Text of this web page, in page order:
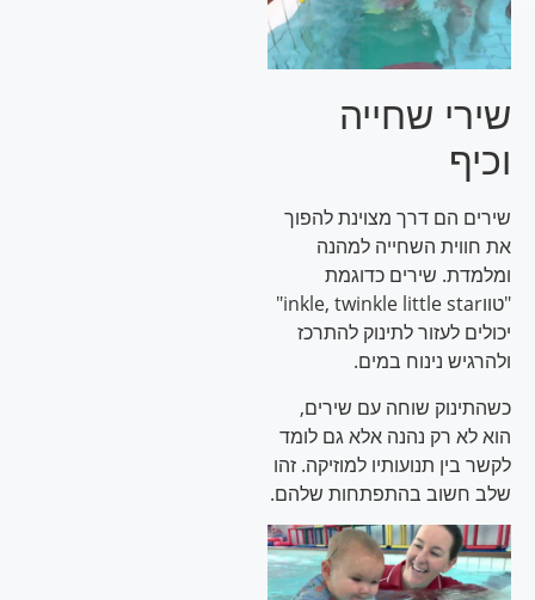
שירי שחייה
וכיף
שירים הם דרך מצוינת להפוך
את חווית השחייה למהנה
ומלמדת. שירים כדוגמת
"טווinkle, twinkle little star"
יכולים לעזור לתינוק להתרכז
ולהרגיש נינוח במים.
כשהתינוק שוחה עם שירים,
הוא לא רק נהנה אלא גם לומד
לקשר בין תנועותיו למוזיקה. זהו
שלב חשוב בהתפתחות שלהם.